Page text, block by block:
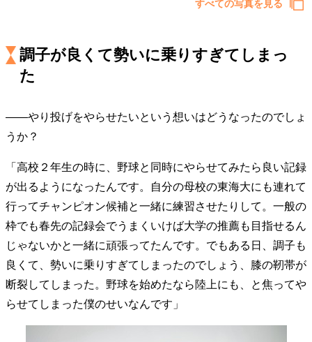
リーダーの流儀 変革の原動力
次世代へのバトン
トップが描く未来
マインドセット
重圧との向き合い方
ライフスタイル・生き方
40代からの景色 美しさの哲学
パートナーとの歩み方
親になるということ
病が教えてくれたこと
移住という選択
熱狂できるもの
一生モノの愛用品
私を彩るエッセンス
60代のネクストステージ
70代のグランドデザイン
すべての写真を見る
調子が良くて勢いに乗りすぎてしまっ
た
――やり投げをやらせたいという想いはどうなったのでしょ
うか？
「高校２年生の時に、野球と同時にやらせてみたら良い記録
が出るようになったんです。自分の母校の東海大にも連れて
行ってチャンピオン候補と一緒に練習させたりして。一般の
枠でも春先の記録会でうまくいけば大学の推薦も目指せるん
じゃないかと一緒に頑張ってたんです。でもある日、調子も
良くて、勢いに乗りすぎてしまったのでしょう、膝の靭帯が
断裂してしまった。野球を始めたなら陸上にも、と焦ってや
らせてしまった僕のせいなんです」